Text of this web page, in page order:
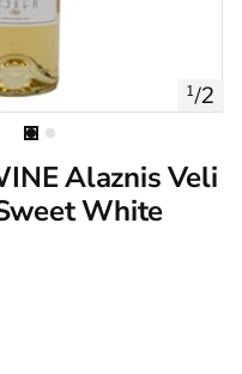
1 /2
Alaznis Veli
White